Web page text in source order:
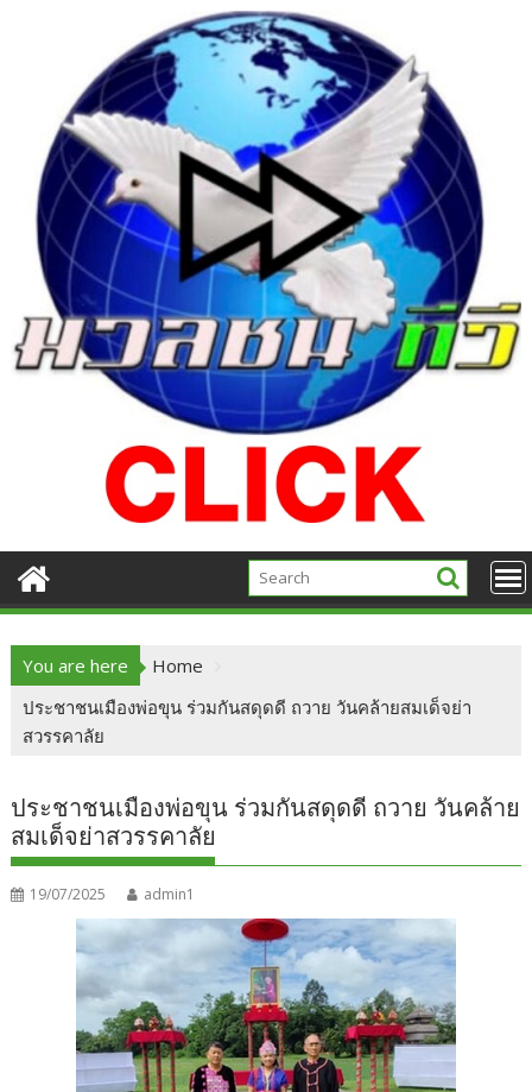
You are here
Home
ประชาชนเมืองพ่อขุน ร่วมกันสดุดดี ถวาย วันคล้ายสมเด็จย่า
สวรรคาลัย
ประชาชนเมืองพ่อขุน ร่วมกันสดุดดี ถวาย วันคล้าย
สมเด็จย่าสวรรคาลัย
19/07/2025 admin1